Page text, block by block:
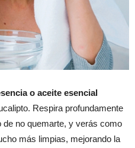
o aceite esencial
Respira profundamente
de no quemarte, y verás como
más limpias, mejorando la